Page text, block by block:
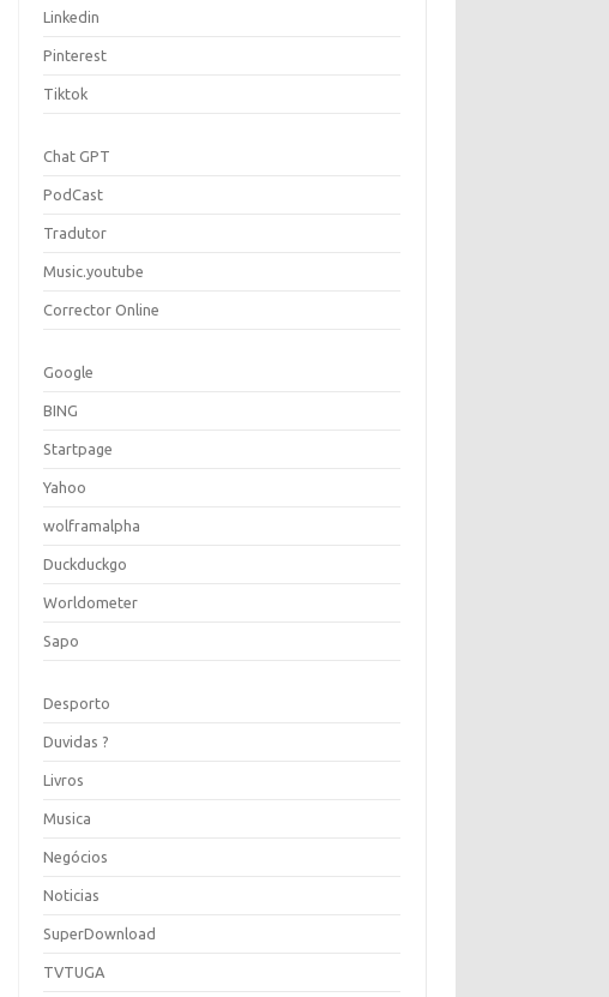
Linkedin
Pinterest
Tiktok
Chat GPT
PodCast
Tradutor
Music.youtube
Corrector Online
Google
BING
Startpage
Yahoo
wolframalpha
Duckduckgo
Worldometer
Sapo
Desporto
Duvidas ?
Livros
Musica
Negócios
Noticias
SuperDownload
TVTUGA